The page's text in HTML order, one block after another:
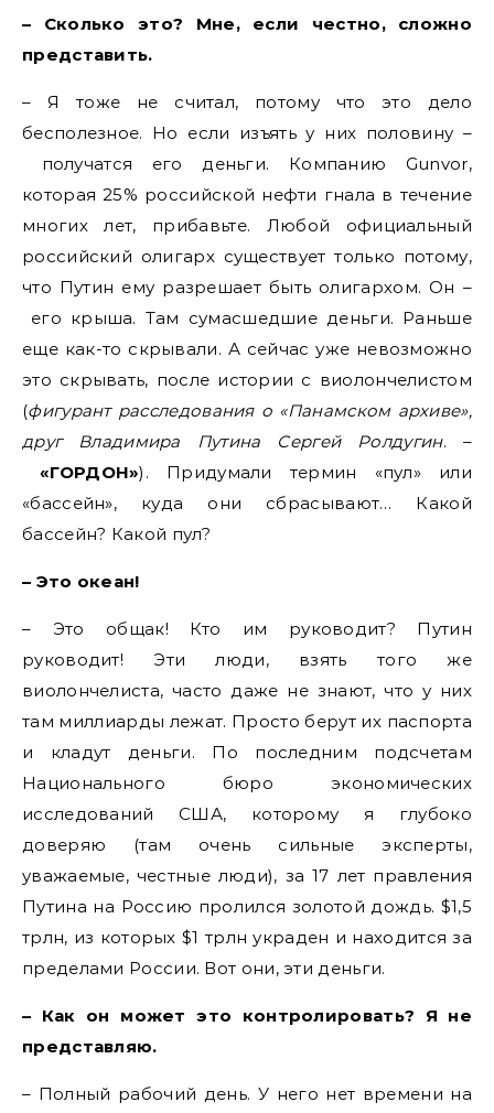
– Сколько это? Мне, если честно, сложно
представить.
– Я тоже не считал, потому что это дело
бесполезное. Но если изъять у них половину –
получатся его деньги. Компанию Gunvor,
которая 25% российской нефти гнала в течение
многих лет, прибавьте. Любой официальный
российский олигарх существует только потому,
что Путин ему разрешает быть олигархом. Он –
его крыша. Там сумасшедшие деньги. Раньше
еще как-то скрывали. А сейчас уже невозможно
это скрывать, после истории с виолончелистом
(фигурант расследования о «Панамском архиве»,
друг Владимира Путина Сергей Ролдугин. –
«ГОРДОН»). Придумали термин «пул» или
«бассейн», куда они сбрасывают… Какой
бассейн? Какой пул?
– Это океан!
– Это общак! Кто им руководит? Путин
руководит! Эти люди, взять того же
виолончелиста, часто даже не знают, что у них
там миллиарды лежат. Просто берут их паспорта
и кладут деньги. По последним подсчетам
Национального бюро экономических
исследований США, которому я глубоко
доверяю (там очень сильные эксперты,
уважаемые, честные люди), за 17 лет правления
Путина на Россию пролился золотой дождь. $1,5
трлн, из которых $1 трлн украден и находится за
пределами России. Вот они, эти деньги.
– Как он может это контролировать? Я не
представляю.
– Полный рабочий день. У него нет времени на